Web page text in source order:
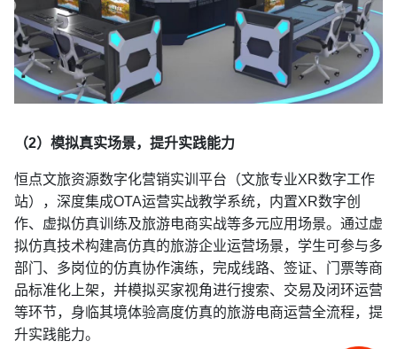
（2）模拟真实场景，提升实践能力
恒点文旅资源数字化营销实训平台（文旅专业XR数字工作
站），深度集成OTA运营实战教学系统，内置XR数字创
作、虚拟仿真训练及旅游电商实战等多元应用场景。通过虚
拟仿真技术构建高仿真的旅游企业运营场景，学生可参与多
部门、多岗位的仿真协作演练，完成线路、签证、门票等商
品标准化上架，并模拟买家视角进行搜索、交易及闭环运营
等环节，身临其境体验高度仿真的旅游电商运营全流程，提
升实践能力。